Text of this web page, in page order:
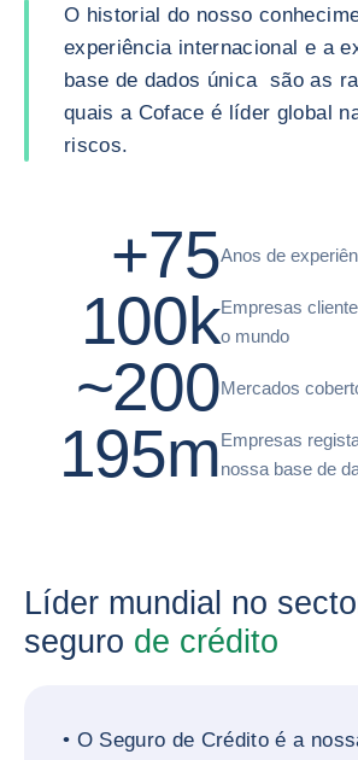
O historial do nosso
experiência internacional e a
base de dados única são as
quais a Coface é líder global
riscos.
+75Anos de
100kEmpresas
o mundo
~200Mercados
195mEmpresas
nossa base de
Líder mundial no
seguro de crédito
• O Seguro de Crédito é a